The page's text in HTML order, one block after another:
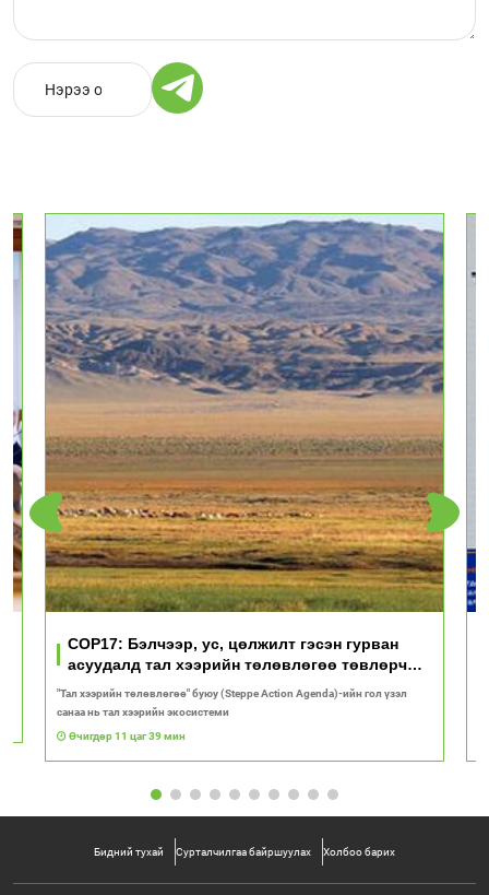
COP17: Бэлчээр, ус, цөлжилт гэсэн гурван
асуудалд тал хээрийн төлөвлөгөө төвлөрч
байна
"Тал хээрийн төлөвлөгөө" буюу (Steppe Action Agenda)-ийн гол үзэл
санаа нь тал хээрийн экосистеми
Өчигдөр 11 цаг 39 мин
Бидний тухай Сурталчилгаа байршуулах Холбоо барих